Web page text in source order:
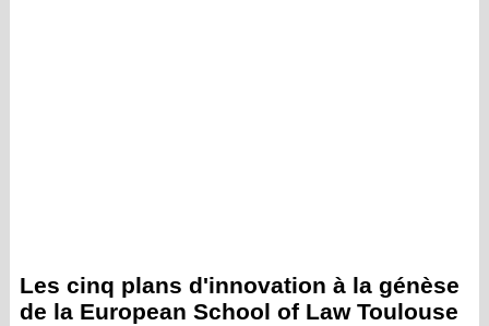
Les cinq plans d'innovation à la génèse
de la European School of Law Toulouse